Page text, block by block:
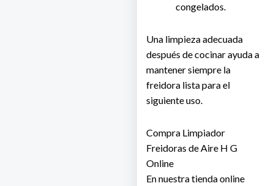
congelados.
Una limpieza adecuada
después de cocinar ayuda a
mantener siempre la
freidora lista para el
siguiente uso.
Compra Limpiador
Freidoras de Aire H G
Online
En nuestratienda online